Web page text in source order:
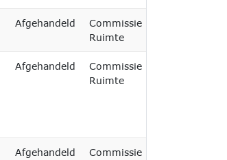
Afgehandeld
Commissie
Ruimte
Afgehandeld
Commissie
Ruimte
Afgehandeld
Commissie